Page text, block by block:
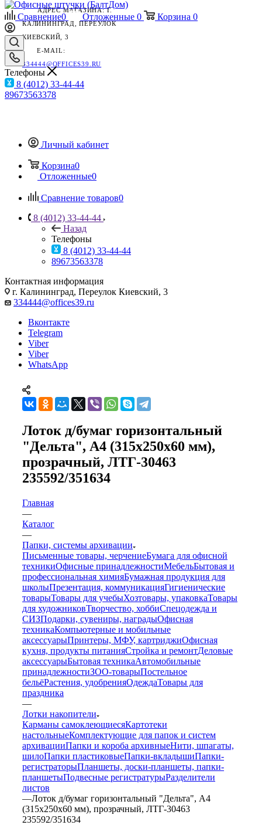
АДРЕС МАГАЗИНА: Г.
КАЛИНИНГРАД, ПЕРЕУЛОК
КИЕВСКИЙ, 3
E-MAIL:
334444@OFFICES39.RU
Сравнение0 Отложенные 0 Корзина 0
Телефоны
8 (4012) 33-44-44
89673563378
Личный кабинет
Корзина0
Отложенные0
Сравнение товаров0
8 (4012) 33-44-44
Назад
Телефоны
8 (4012) 33-44-44
89673563378
Контактная информация
г. Калининград, Переулок Киевский, 3
334444@offices39.ru
Вконтакте
Telegram
Viber
Viber
WhatsApp
Лоток д/бумаг горизонтальный
"Дельта", А4 (315х250х60 мм),
прозрачный, ЛТГ-30463
235592/351634
Главная
—
Каталог
—
Папки, системы архивации
Письменные товары, черчениеБумага для офисной
техникиОфисные принадлежностиМебельБытовая и
профессиональная химияБумажная продукция для
школыПрезентация, коммуникацияГигиенические
товарыТовары для учебыХозтовары, упаковкаТовары
для художниковТворчество, хоббиСпецодежда и
СИЗПодарки, сувениры, наградыОфисная
техникаКомпьютерные и мобильные
аксессуарыПринтеры, МФУ, картриджиОфисная
кухня, продукты питанияСтройка и ремонтДеловые
аксессуарыБытовая техникаАвтомобильные
принадлежностиЗОО-товарыПостельное
бельёРастения, удобренияОдеждаТовары для
праздника
—
Лотки накопители
Карманы самоклеющиесяКартотеки
настольныеКомплектующие для папок и систем
архивацииПапки и короба архивныеНити, шпагаты,
шилоПапки пластиковыеПапки-вкладышиПапки-
регистраторыПланшеты, доски-планшеты, папки-
планшетыПодвесные регистратурыРазделители
листов
—Лоток д/бумаг горизонтальный "Дельта", А4
(315х250х60 мм), прозрачный, ЛТГ-30463
235592/351634